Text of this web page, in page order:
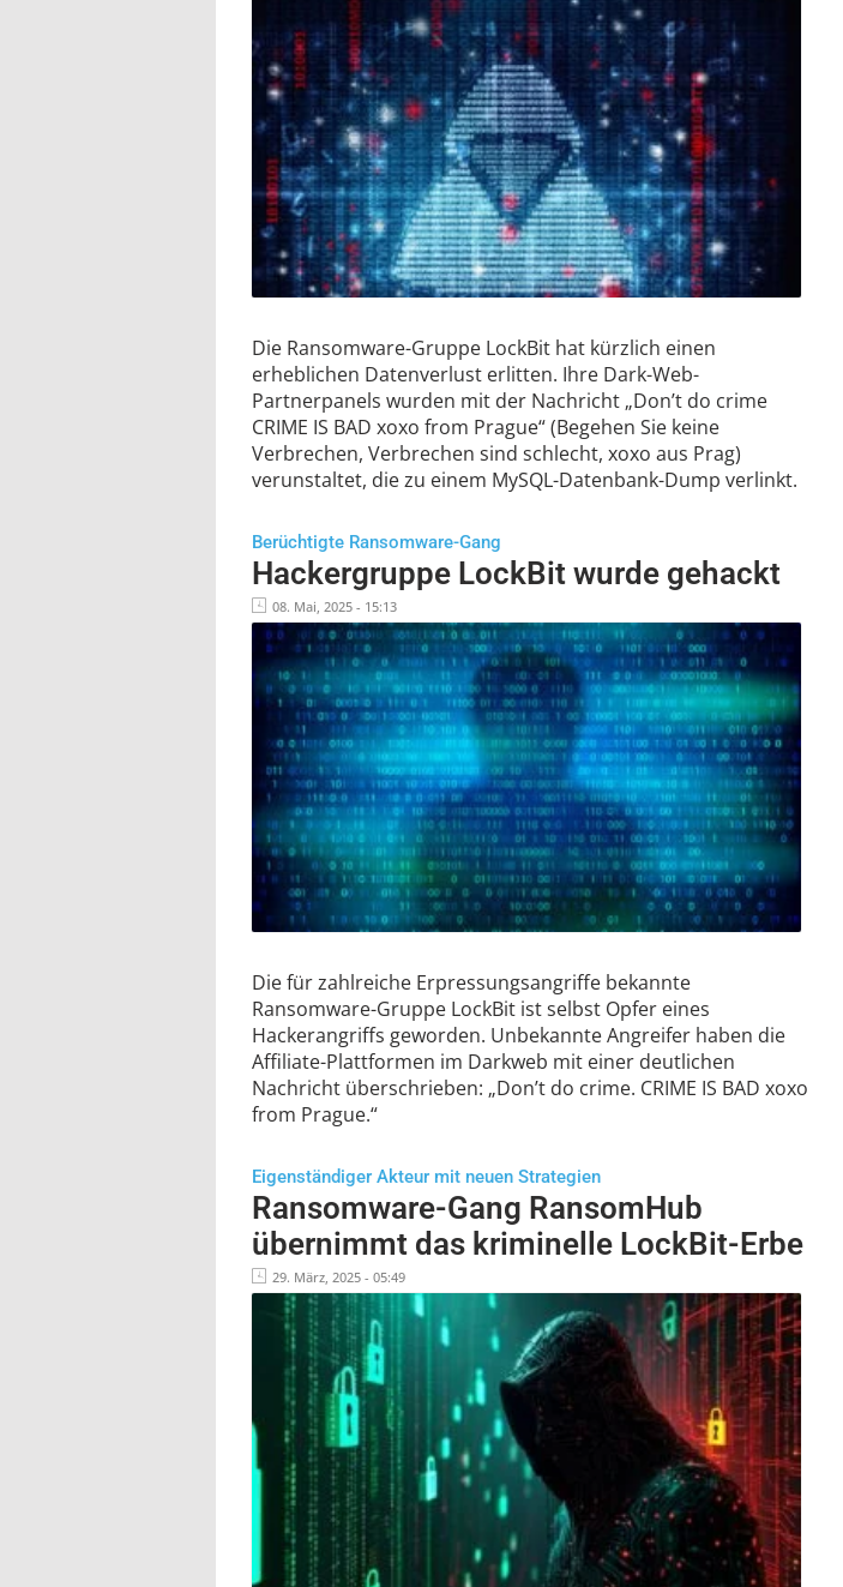
Die Ransomware-Gruppe LockBit hat kürzlich einen
erheblichen Datenverlust erlitten. Ihre Dark-Web-
Partnerpanels wurden mit der Nachricht „Don’t do crime
CRIME IS BAD xoxo from Prague“ (Begehen Sie keine
Verbrechen, Verbrechen sind schlecht, xoxo aus Prag)
verunstaltet, die zu einem MySQL-Datenbank-Dump verlinkt.
Berüchtigte Ransomware-Gang
Hackergruppe LockBit wurde gehackt
08. Mai, 2025 - 15:13
Die für zahlreiche Erpressungsangriffe bekannte
Ransomware-Gruppe LockBit ist selbst Opfer eines
Hackerangriffs geworden. Unbekannte Angreifer haben die
Affiliate-Plattformen im Darkweb mit einer deutlichen
Nachricht überschrieben: „Don’t do crime. CRIME IS BAD xoxo
from Prague.“
Eigenständiger Akteur mit neuen Strategien
Ransomware-Gang RansomHub
übernimmt das kriminelle LockBit-Erbe
29. März, 2025 - 05:49